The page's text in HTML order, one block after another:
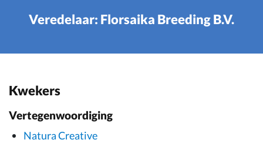
Veredelaar: Florsaika Breeding B.V.
Kwekers
Vertegenwoordiging
Natura Creative